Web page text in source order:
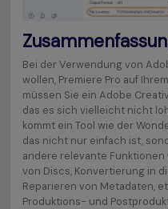
Bei der Verwendung von
wollen, Premiere Pro auf
müssen Sie ein Adobe
das es sich vielleicht nicht
kommt ein Tool wie der
das nicht nur einfach ist,
andere relevante
von Discs, Konvertierung in
Reparieren von Metadaten,
Produktions- und